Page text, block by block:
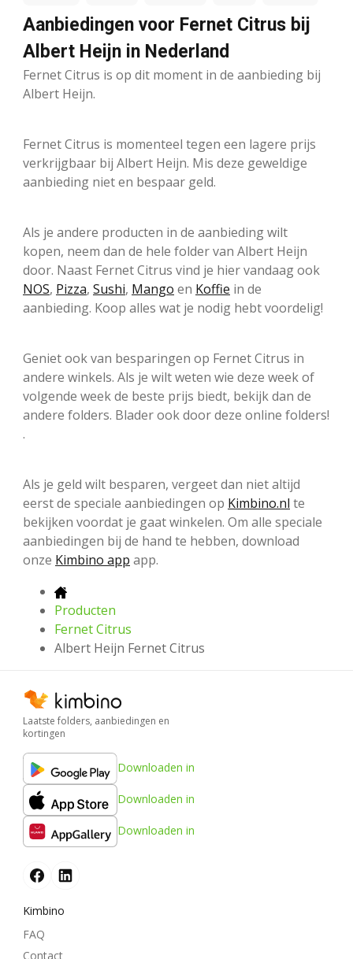
Aanbiedingen voor Fernet Citrus bij
Albert Heijn in Nederland
Fernet Citrus is op dit moment in de aanbieding bij
Albert Heijn.
Fernet Citrus is momenteel tegen een lagere prijs
verkrijgbaar bij Albert Heijn. Mis deze geweldige
aanbieding niet en bespaar geld.
Als je andere producten in de aanbieding wilt
kopen, neem dan de hele folder van Albert Heijn
door. Naast Fernet Citrus vind je hier vandaag ook
NOS, Pizza, Sushi, Mango en Koffie in de
aanbieding. Koop alles wat je nodig hebt voordelig!
Geniet ook van besparingen op Fernet Citrus in
andere winkels. Als je wilt weten wie deze week of
volgende week de beste prijs biedt, bekijk dan de
andere folders. Blader ook door deze online folders!
.
Als je geld wilt besparen, vergeet dan niet altijd
eerst de speciale aanbiedingen op Kimbino.nl te
bekijken voordat je gaat winkelen. Om alle speciale
aanbiedingen bij de hand te hebben, download
onze Kimbino app app.
Producten
Fernet Citrus
Albert Heijn Fernet Citrus
Laatste folders, aanbiedingen en
kortingen
Downloaden in
Downloaden in
Downloaden in
Kimbino
FAQ
Contact